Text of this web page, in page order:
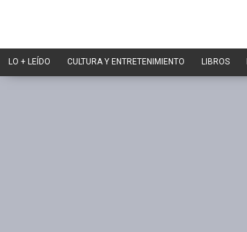
LO + LEÍDO CULTURA Y ENTRETENIMIENTO LIBROS